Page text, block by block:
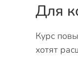
Для
Курс
хотят